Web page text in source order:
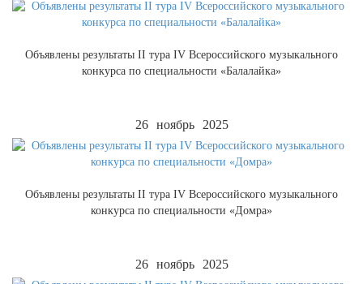
Объявлены результаты II тура IV Всероссийского музыкального
конкурса по специальности «Балалайка»
26 ноябрь 2025
Объявлены результаты II тура IV Всероссийского музыкального
конкурса по специальности «Домра»
26 ноябрь 2025